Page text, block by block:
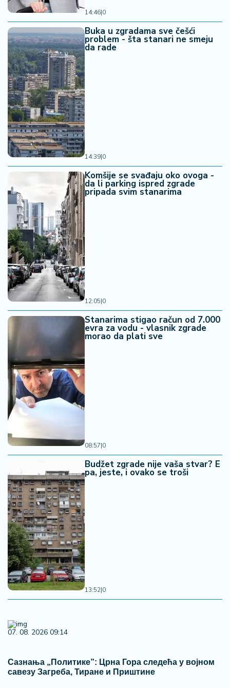
14:46|0
Buka u zgradama sve češći
problem - šta stanari ne smeju
da rade
14:39|0
Komšije se svađaju oko ovoga -
da li parking ispred zgrade
pripada svim stanarima
12:05|0
Stanarima stigao račun od 7.000
evra za vodu - vlasnik zgrade
morao da plati sve
08:57|0
Budžet zgrade nije vaša stvar? E
pa, jeste, i ovako se troši
13:52|0
07. 08. 2026 09:14
Сазнања „Политике”: Црна Гора следећа у војном
савезу Загреба, Тиране и Приштине